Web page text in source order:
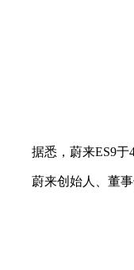
据悉，蔚来ES9于4
蔚来创始人、董事长